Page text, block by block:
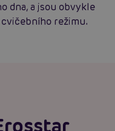
dna, a jsou obvykle
režimu.